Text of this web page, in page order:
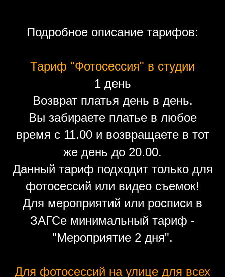
Подробное описание тарифов:
Тариф "Фотосессия" в студии
1 день
Возврат платья день в день.
Вы забираете платье в любое
время с 11.00 и возвращаете в тот
же день до 20.00.
Данный тариф подходит только для
фотосессий или видео съемок!
Для мероприятий или росписи в
ЗАГСе минимальный тариф -
"Мероприятие 2 дня".
Для фотосессий на улице для всех